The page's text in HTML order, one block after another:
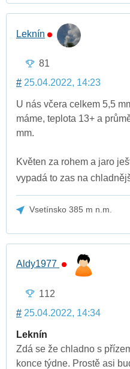
Leknín
81
# 25.04.2022, 14:23
U nás včera celkem 5,5
máme, teplota 13+ a
mm.
Květen za rohem a jaro
vypadá to zas na
Vsetínsko 385 m n.m.
Aldy1977
112
# 25.04.2022, 14:34
Leknín
Zdá se že chladno s
konce týdne. Prostě asi